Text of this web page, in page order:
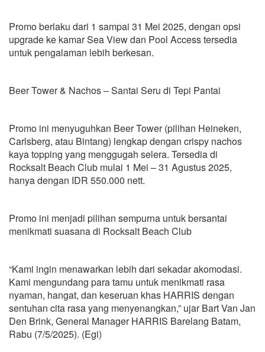
Promo berlaku dari 1 sampai 31 Mei 2025, dengan opsi
upgrade ke kamar Sea View dan Pool Access tersedia
untuk pengalaman lebih berkesan.
Beer Tower & Nachos – Santai Seru di Tepi Pantai
Promo ini menyuguhkan Beer Tower (pilihan Heineken,
Carlsberg, atau Bintang) lengkap dengan crispy nachos
kaya topping yang menggugah selera. Tersedia di
Rocksalt Beach Club mulai 1 Mei – 31 Agustus 2025,
hanya dengan IDR 550.000 nett.
Promo ini menjadi pilihan sempurna untuk bersantai
menikmati suasana di Rocksalt Beach Club
“Kami ingin menawarkan lebih dari sekadar akomodasi.
Kami mengundang para tamu untuk menikmati rasa
nyaman, hangat, dan keseruan khas HARRIS dengan
sentuhan cita rasa yang menyenangkan,” ujar Bart Van Jan
Den Brink, General Manager HARRIS Barelang Batam,
Rabu (7/5/2025). (Egi)